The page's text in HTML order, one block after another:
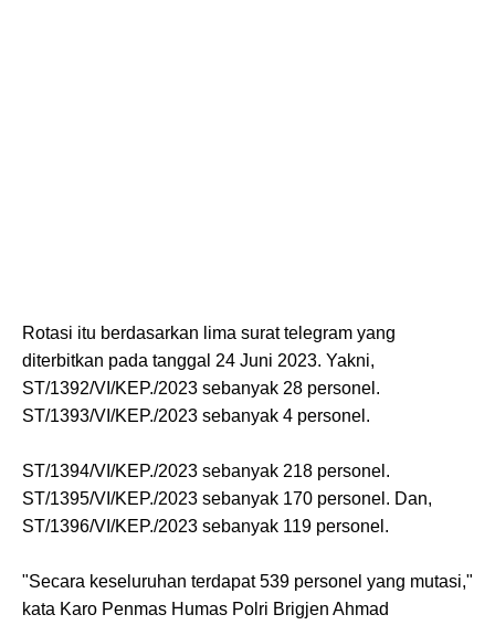
Rotasi itu berdasarkan lima surat telegram yang
diterbitkan pada tanggal 24 Juni 2023. Yakni,
ST/1392/VI/KEP./2023 sebanyak 28 personel.
ST/1393/VI/KEP./2023 sebanyak 4 personel.
ST/1394/VI/KEP./2023 sebanyak 218 personel.
ST/1395/VI/KEP./2023 sebanyak 170 personel. Dan,
ST/1396/VI/KEP./2023 sebanyak 119 personel.
"Secara keseluruhan terdapat 539 personel yang mutasi,"
kata Karo Penmas Humas Polri Brigjen Ahmad